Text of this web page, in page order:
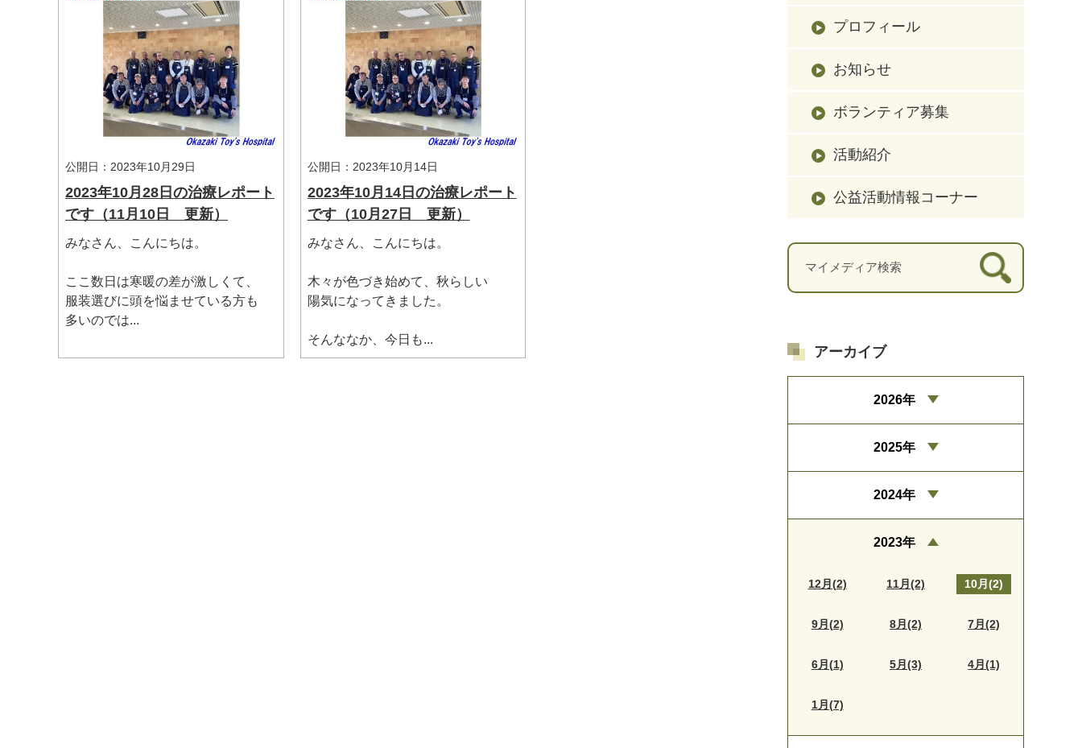
公開日：2023年10月29日
2023年10月28日の治療レポート
です（11月10日 更新）
みなさん、こんにちは。
ここ数日は寒暖の差が激しくて、
服装選びに頭を悩ませている方も
多いのでは...
公開日：2023年10月14日
2023年10月14日の治療レポート
です（10月27日 更新）
みなさん、こんにちは。
木々が色づき始めて、秋らしい
陽気になってきました。
そんななか、今日も...
プロフィール
お知らせ
ボランティア募集
活動紹介
公益活動情報コーナー
マイメディア検索
アーカイブ
2026年
2025年
2024年
2023年
12月(2) 11月(2) 10月(2)
9月(2) 8月(2) 7月(2)
6月(1) 5月(3) 4月(1)
1月(7)